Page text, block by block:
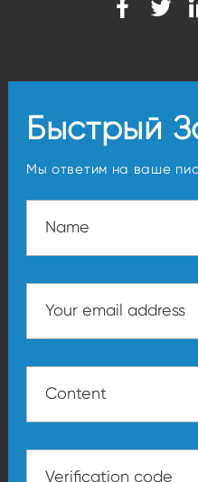
Быстрый
Мы ответим на ваше